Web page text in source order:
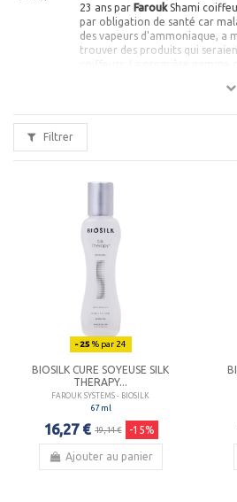
23 ans par FaroukShami
par obligation de santé car
des vapeurs d'ammoniaque, a
trouver des produits qui
L’innovation est devenue un
qui, après
permanente, le lissage
entre coiffeurs, chercheurs
de la NASA.
La technologie sans
les mauvaises odeurs pour la
coiffeurs et évite les yeux qui
démange.
La ligne de produits
gamme de produits à base de
Filtrer
- 25% par 24
BIOSILK CURE SOYEUSE SILK
THERAPY...
FAROUK SYSTEMS - BIOSILK
67 ml
16,27 € 19,14 € -15%
Ajouter au panier